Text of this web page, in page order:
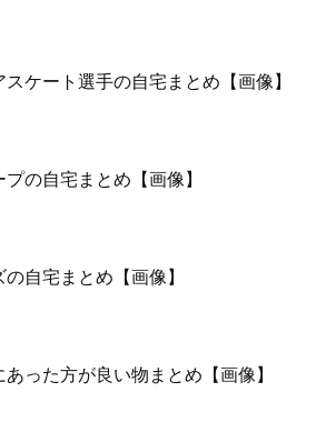
スケート選手の自宅まとめ【画像】
の自宅まとめ【画像】
の自宅まとめ【画像】
った方が良い物まとめ【画像】